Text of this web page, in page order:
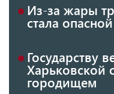
Из-за жары
стала опасной
Государству
Харьковской
городищем